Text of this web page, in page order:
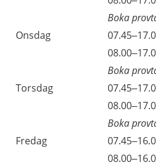
Boka
Onsdag
Boka
Torsdag
Boka
Fredag